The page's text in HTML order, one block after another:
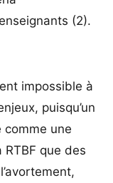
(2).
impossible à
puisqu’un
comme une
RTBF que des